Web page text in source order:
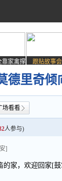
靠家禽撑
跟贴故事
德里奇倾
场看看
人参与)
]
的家，欢迎回家[